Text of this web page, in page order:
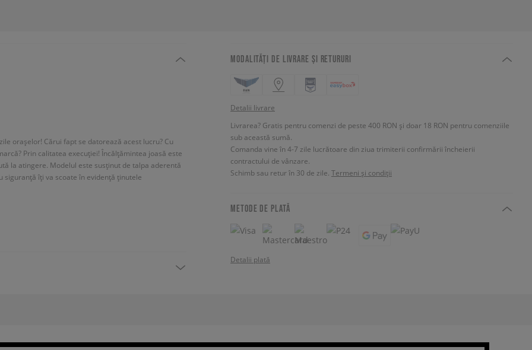
orașelor! Cărui fapt se datorează acest lucru? Cu
Prin calitatea execuției! Încălțămintea joasă este
la atingere. Modelul este susținut de talpa aderentă
siguranță îți va scoate în evidență ținutele
MODALITĂȚI DE LIVRARE ȘI RETURURI
Detalii livrare
Livrarea? Gratis pentru comenzi de peste 400 RON și doar 18 RON pentru comenziile
sub această sumă.
Comanda vine în 4-7 zile lucrătoare din ziua trimiterii confirmării încheierii
contractului de vânzare.
Schimb sau retur în 30 de zile. Termeni și condiții
METODE DE PLATĂ
Detalii plată